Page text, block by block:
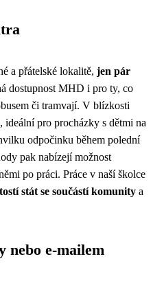
a přátelské lokalitě, jen pár
dostupnost MHD i pro ty, co
či tramvají. V blízkosti
ideální pro procházky s dětmi na
odpočinku během polední
pak nabízejí možnost
po práci. Práce v naší školce
stát se součástí komunity a
nebo e-mailem